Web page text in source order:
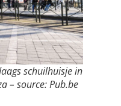
schuilhuisje in
– source: Pub.be